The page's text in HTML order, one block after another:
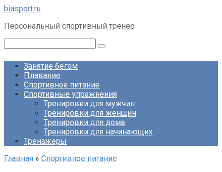
Перейти
контенту
biasport.ru
Персональный спортивный тренер
Занятие бегом
Плавание
Спортивное питание
Спортивные упражнения
Тренировки для мужчин
Тренировки для женщин
Тренировки для дома
Тренировки для начинающих
Тренажеры
Главная » Спортивное питание